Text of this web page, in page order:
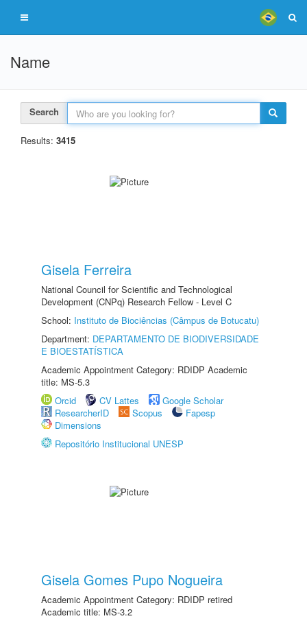
Name
Search
Results: 3415
Gisela Ferreira
National Council for Scientific and Technological
Development (CNPq) Research Fellow - Level C
School: Instituto de Biociências (Câmpus de Botucatu)
Department: DEPARTAMENTO DE BIODIVERSIDADE
E BIOESTATÍSTICA
Academic Appointment Category: RDIDP Academic
title: MS-5.3
Orcid
CV Lattes
Google Scholar
ResearcherID
Scopus
Fapesp
Dimensions
Repositório Institucional UNESP
Gisela Gomes Pupo Nogueira
Academic Appointment Category: RDIDP retired
Academic title: MS-3.2